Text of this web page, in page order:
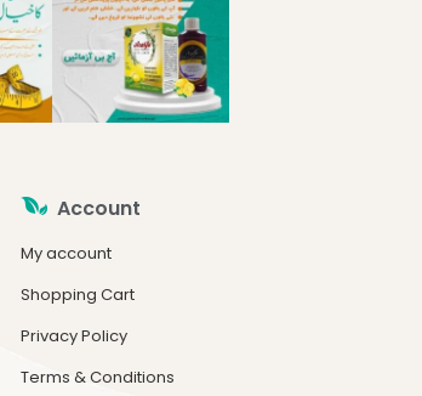
Account
My account
Shopping Cart
Privacy Policy
Terms & Conditions